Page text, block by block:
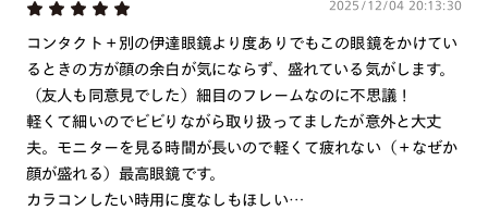
ご注文の手順は以下をご参照ください。
1. カート画面内「レンズ選択へ」ボタンより「度つきレン
ズまたは店舗でレンズ作成」を選択
2. 遠近レンズより「遠近両用」を選択のうえ、購入手続き
画面へ
2025/12/04 20:13:30
コンタクト＋別の伊達眼鏡より度ありでもこの眼鏡をかけてい
るときの方が顔の余白が気にならず、盛れている気がします。
（友人も同意見でした）細目のフレームなのに不思議！
軽くて細いのでビビりながら取り扱ってましたが意外と大丈
夫。モニターを見る時間が長いので軽くて疲れない（＋なぜか
顔が盛れる）最高眼鏡です。
カラコンしたい時用に度なしもほしい…